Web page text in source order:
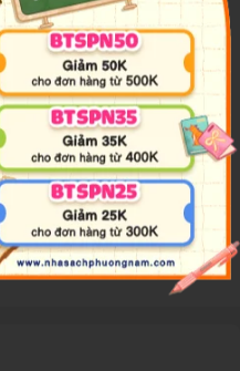
sách giúp bé thỏa sức khám phá
hấp dẫn: môi trường, thể thao,
trường xung quanh một
óc sáng tạo và khả năng
màu theo hình mẫu trong
tạo với sự kết hợp của
sắc đang mở ra trước mắt